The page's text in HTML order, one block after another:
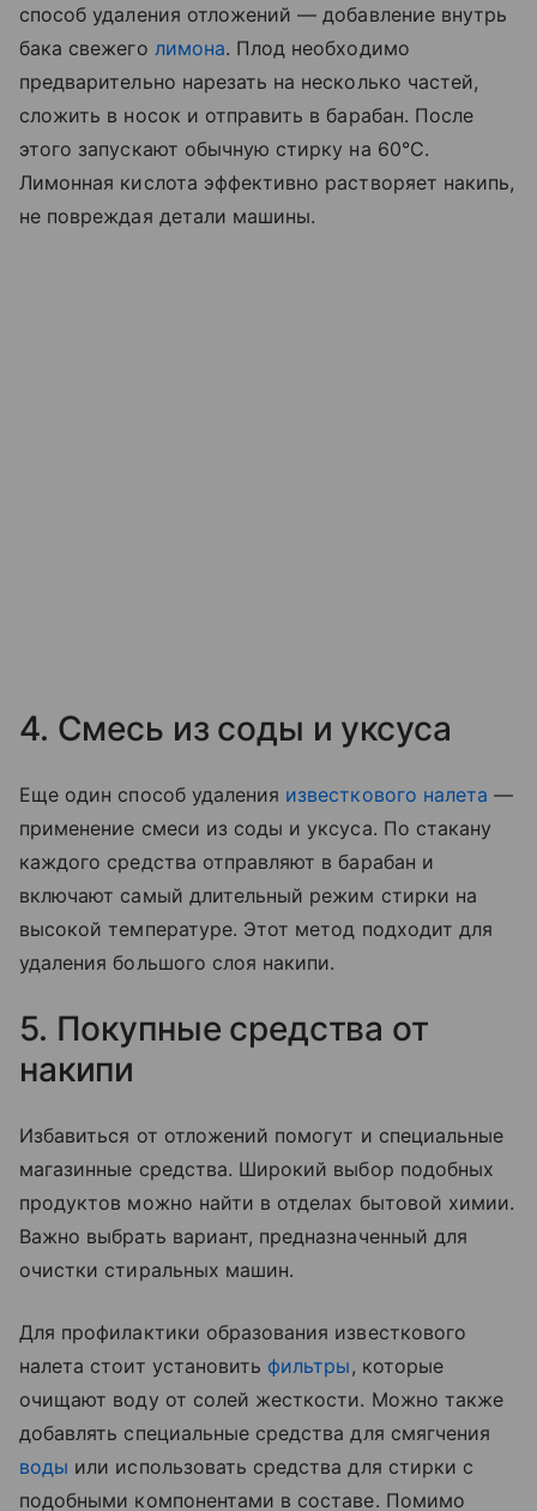
способ удаления отложений — добавление внутрь
бака свежего лимона. Плод необходимо
предварительно нарезать на несколько частей,
сложить в носок и отправить в барабан. После
этого запускают обычную стирку на 60°С.
Лимонная кислота эффективно растворяет накипь,
не повреждая детали машины.
4. Смесь из соды и уксуса
Еще один способ удаления известкового налета —
применение смеси из соды и уксуса. По стакану
каждого средства отправляют в барабан и
включают самый длительный режим стирки на
высокой температуре. Этот метод подходит для
удаления большого слоя накипи.
5. Покупные средства от
накипи
Избавиться от отложений помогут и специальные
магазинные средства. Широкий выбор подобных
продуктов можно найти в отделах бытовой химии.
Важно выбрать вариант, предназначенный для
очистки стиральных машин.
Для профилактики образования известкового
налета стоит установить фильтры , которые
очищают воду от солей жесткости. Можно также
добавлять специальные средства для смягчения
воды или использовать средства для стирки с
подобными компонентами в составе. Помимо